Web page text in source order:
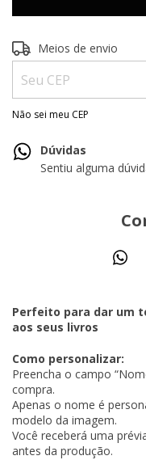
Entregas para o CEP:
Meios de envio
Não sei meu CEP
Dúvidas
Sentiu alguma
Perfeito para dar um
aos seus livros
Como personalizar:
Preencha o campo
compra.
Apenas o nome é
modelo da imagem.
Você receberá uma
antes da produção.